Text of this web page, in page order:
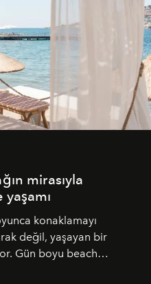
mirasıyla
konaklamayı
değil, yaşayan bir
Gün boyu beach